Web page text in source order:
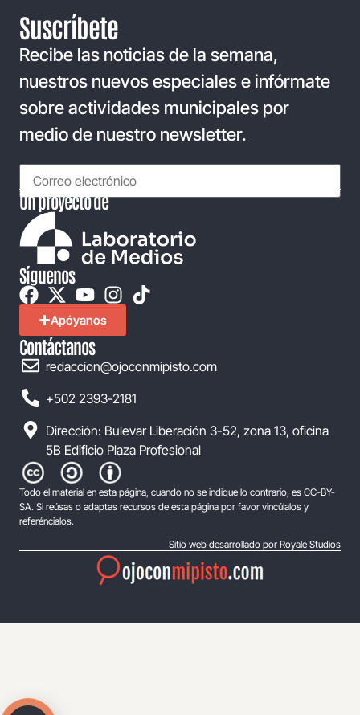
Suscríbete
Recibe las noticias de la semana,
nuestros nuevos especiales e infórmate
sobre actividades municipales por
medio de nuestro newsletter.
Un proyecto de
Síguenos
Apóyanos
Contáctanos
redaccion@ojoconmipisto.com
+502 2393-2181
Dirección: Bulevar Liberación 3-52, zona 13, oficina
5B Edificio Plaza Profesional
Todo el material en esta página, cuando no se indique lo contrario, es CC-BY-
SA. Si reúsas o adaptas recursos de esta página por favor vincúlalos y
referéncialos.
Sitio web desarrollado por Royale Studios